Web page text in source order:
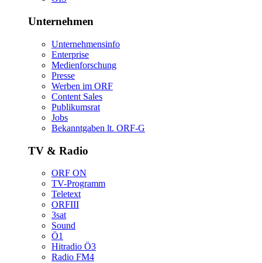
Unternehmen
Unternehmensinfo
Enterprise
Medienforschung
Presse
WerbenimORF
ContentSales
Publikumsrat
Jobs
Bekanntgabenlt.ORF-G
TV&Radio
ORFON
TV-Programm
Teletext
ORFIII
3sat
Sound
Ö1
HitradioÖ3
RadioFM4